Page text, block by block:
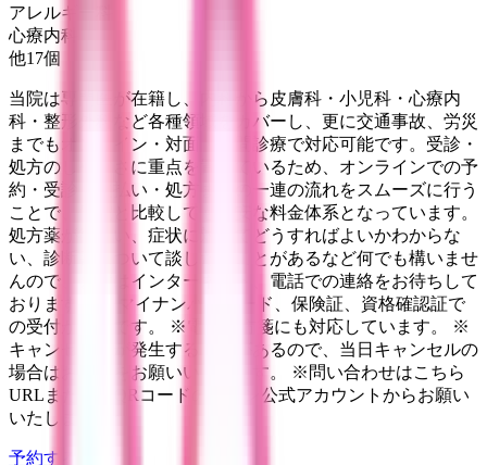
アレルギー科
心療内科
他17個
当院は専門医が在籍し、内科から皮膚科・小児科・心療内
科・整形外科など各種領域をカバーし、更に交通事故、労災
までもオンライン・対面・訪問診療で対応可能です。受診・
処方のしやすさに重点を置いているため、オンラインでの予
約・受診・支払い・処方までの一連の流れをスムーズに行う
ことで、他院と比較しても割安な料金体系となっています。
処方薬が欲しい、症状に対してどうすればよいかわからな
い、診断書について談したいことがあるなど何でも構いませ
んので、まずはインターネット、電話での連絡をお待ちして
おります。 ※マイナンバーカード、保険証、資格確認証で
の受付が可能です。 ※電子処方箋にも対応しています。 ※
キャンセル料が発生する場合があるので、当日キャンセルの
場合はお電話をお願いいたします。 ※問い合わせはこちら
URLまたはのQRコードのライン公式アカウントからお願い
いたします。↑
予約する